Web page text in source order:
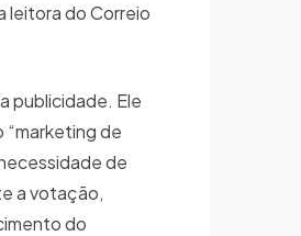
leitora do Correio
publicidade. Ele
“marketing de
de
a votação,
do